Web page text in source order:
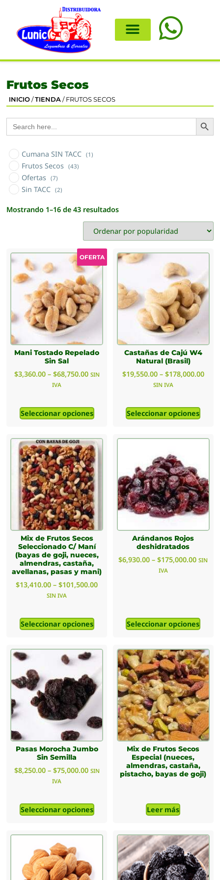
Frutos Secos
INICIO /TIENDA / FRUTOS SECOS
Search
for:
Cumana SIN TACC (1)
Frutos Secos (43)
Ofertas (7)
Sin TACC (2)
Mostrando 1–16 de 43 resultados
OFERTA
Mani Tostado Repelado
Sin Sal
$3,360.00 – $68,750.00 SIN
IVA
Seleccionar opciones
Castañas de Cajú W4
Natural (Brasil)
$19,550.00 – $178,000.00
SIN IVA
Seleccionar opciones
Mix de Frutos Secos
Seleccionado C/ Maní
(bayas de goji, nueces,
almendras, castaña,
avellanas, pasas y mani)
$13,410.00 – $101,500.00
SIN IVA
Seleccionar opciones
Arándanos Rojos
deshidratados
$6,930.00 – $175,000.00 SIN
IVA
Seleccionar opciones
Pasas Morocha Jumbo
Sin Semilla
$8,250.00 – $75,000.00 SIN
IVA
Seleccionar opciones
Mix de Frutos Secos
Especial (nueces,
almendras, castaña,
pistacho, bayas de goji)
Leer más